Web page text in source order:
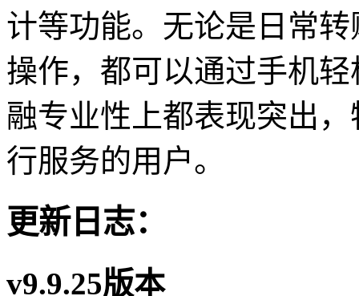
计等功能。无论是日常
操作，都可以通过手机
融专业性上都表现突出
行服务的用户。
更新日志：
v9.9.25版本